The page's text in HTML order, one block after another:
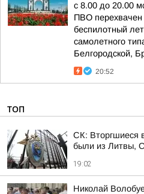
с 8.00 до 20.00
ПВО перехвачен
беспилотный
самолетного
Белгородской,
20:52
ТОП
СК: Вторгшиеся
были из Литвы,
19:02
Николай